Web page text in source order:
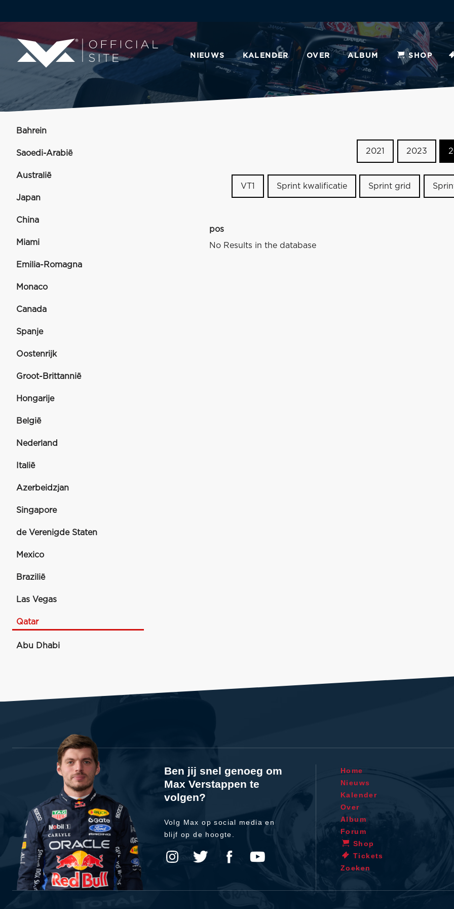
NIEUWS KALENDER OVER ALBUM SHOP
Bahrein
Saoedi-Arabië
Australië
Japan
China
Miami
Emilia-Romagna
Monaco
Canada
Spanje
Oostenrijk
Groot-Brittannië
Hongarije
België
Nederland
Italië
Azerbeidzjan
Singapore
de Verenigde Staten
Mexico
Brazilië
Las Vegas
Qatar
Abu Dhabi
2021 2023
VT1 Sprint kwalificatie Sprint grid
pos
No Results in the database
Ben jij snel genoeg om
Max Verstappen te
volgen?
Volg Max op social media en
blijf op de hoogte.
Home
Nieuws
Kalender
Over
Album
Forum
Shop
Tickets
Zoeken